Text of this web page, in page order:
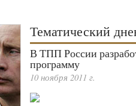
Тематический
В ТПП России
программу
10 ноября 2011 г.